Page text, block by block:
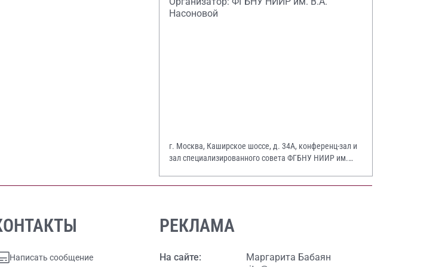
Насоновой
г. Москва, Каширское шоссе, д. 34А, конференц-зал и
зал специализированного совета ФГБНУ НИИР им.
Написать сообщение
РЕКЛАМА
На сайте:
Маргарита Бабаян